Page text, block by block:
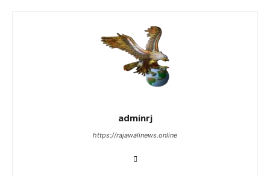
adminrj
https://rajawalinews.online